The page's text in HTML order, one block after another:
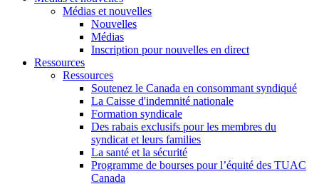
Médias et nouvelles
Nouvelles
Médias
Inscription pour nouvelles en direct
Ressources
Ressources
Soutenez le Canada en consommant syndiqué
La Caisse d'indemnité nationale
Formation syndicale
Des rabais exclusifs pour les membres du
syndicat et leurs families
La santé et la sécurité
Programme de bourses pour l’équité des TUAC
Canada